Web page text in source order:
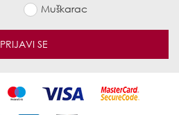
Muškarac
PRIJAVI SE